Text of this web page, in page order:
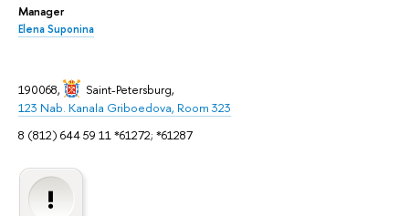
Manager
Elena Suponina
190068, Saint-Petersburg,
123 Nab. Kanala Griboedova, Room 323
8 (812) 644 59 11 *61272; *61287